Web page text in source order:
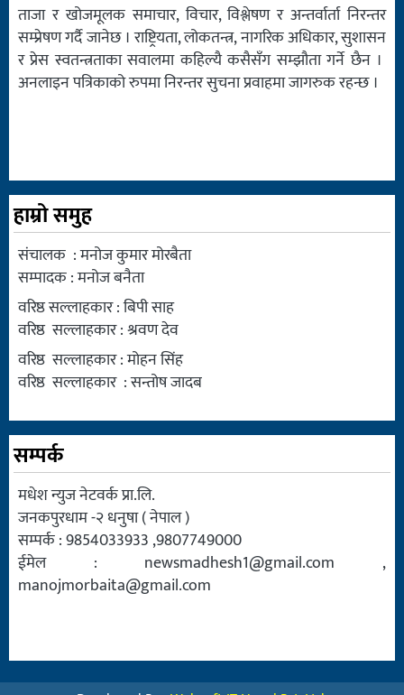
ताजा र खोजमूलक समाचार, विचार, विश्लेषण र अन्तर्वार्ता निरन्तर
सम्प्रेषण गर्दै जानेछ । राष्ट्रियता, लोकतन्त्र, नागरिक अधिकार, सुशासन
र प्रेस स्वतन्त्रताका सवालमा कहिल्यै कसैसँग सम्झौता गर्ने छैन ।
अनलाइन पत्रिकाको रुपमा निरन्तर सुचना प्रवाहमा जागरुक रहन्छ ।
हाम्रो समुह
संचालक : मनोज कुमार मोरबैता
सम्पादक : मनोज बनैता
वरिष्ठ सल्लाहकार : बिपी साह
वरिष्ठ सल्लाहकार : श्रवण देव
वरिष्ठ सल्लाहकार : मोहन सिंह
वरिष्ठ सल्लाहकार : सन्तोष जादब
सम्पर्क
मधेश न्युज नेटवर्क प्रा.लि.
जनकपुरधाम -२ धनुषा ( नेपाल )
सम्पर्क : 9854033933 ,9807749000
ईमेल : newsmadhesh1@gmail.com ,
manojmorbaita@gmail.com